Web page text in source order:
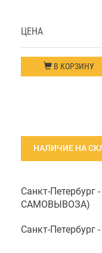
ЦЕНА
В КОРЗИНУ
НАЛИЧИЕ НА
Санкт-
САМОВЫВОЗА)
Санкт-Петербург